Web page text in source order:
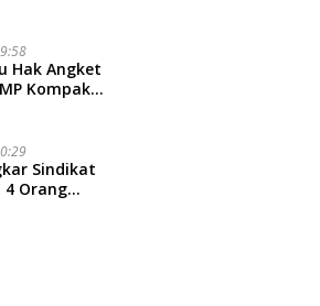
Hak Angket
Kompak
Sindikat
4 Orang